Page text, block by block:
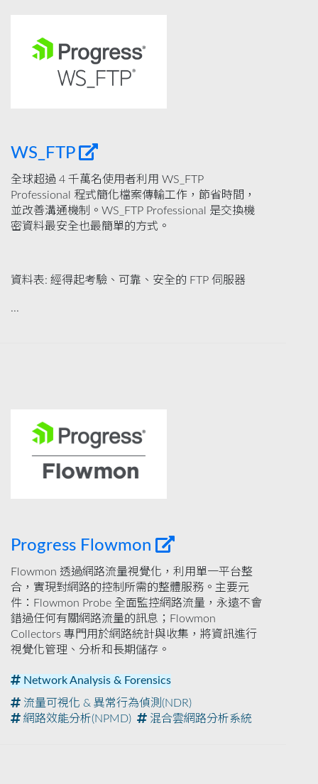
WS_FTP
全球超過 4 千萬名使用者利用 WS_FTP
Professional 程式簡化檔案傳輸工作，節省時間，
並改善溝通機制。WS_FTP Professional 是交換機
密資料最安全也最簡單的方式。
資料表: 經得起考驗、可靠、安全的 FTP 伺服器
...
Progress Flowmon
Flowmon 透過網路流量視覺化，利用單一平台整
合，實現對網路的控制所需的整體服務。主要元
件：Flowmon Probe 全面監控網路流量，永遠不會
錯過任何有關網路流量的訊息；Flowmon
Collectors 專門用於網路統計與收集，將資訊進行
視覺化管理、分析和長期儲存。
Network Analysis & Forensics
流量可視化 & 異常行為偵測(NDR)
網路效能分析(NPMD)
混合雲網路分析系統